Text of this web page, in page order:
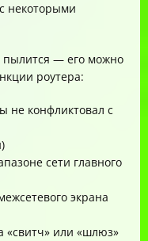
некоторыми
пылится — его можно
роутера:
не конфликтовал с
сети главного
экрана
или «шлюз»